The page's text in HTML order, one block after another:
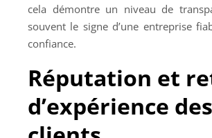
cela démontre un niveau de
souvent le signe d’une entreprise
confiance.
Réputation et
d’expérience des